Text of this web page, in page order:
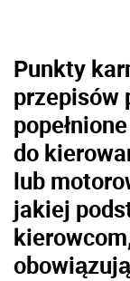
Punkty
przepisów
do
lub
jakiej